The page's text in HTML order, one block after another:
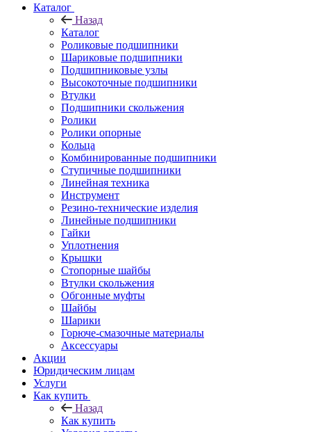
Каталог
Назад
Каталог
Роликовые подшипники
Шариковые подшипники
Подшипниковые узлы
Высокоточные подшипники
Втулки
Подшипники скольжения
Ролики
Ролики опорные
Кольца
Комбинированные подшипники
Ступичные подшипники
Линейная техника
Инструмент
Резино-технические изделия
Линейные подшипники
Гайки
Уплотнения
Крышки
Стопорные шайбы
Втулки скольжения
Обгонные муфты
Шайбы
Шарики
Горюче-смазочные материалы
Аксессуары
Акции
Юридическим лицам
Услуги
Как купить
Назад
Как купить